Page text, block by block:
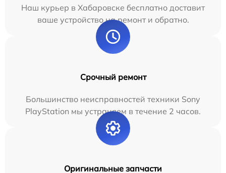
Наш курьер в Хабаровске бесплатно доставит
ваше устройство на ремонт и обратно.
Срочный ремонт
Большинство неисправностей техники Sony
PlayStation мы устраняем в течение 2 часов.
Оригинальные запчасти